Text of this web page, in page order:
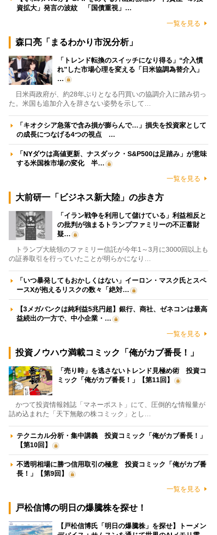
資拡大」発言の波紋 「国債重視」…
一覧を見る
森口亮「まるわかり市況分析」
「トレンド転換のスイッチになり得る」“介入慣
れ”した市場心理を変える「日米協調為替介入」
…
日米両政府が、約28年ぶりとなる円買いの協調介入に踏み切っ
た。米国も追加介入を辞さない姿勢を示して…
「キオクシア急落で含み損が膨らんで…」損失を投資家として
の成長につなげる4つの視点 …
「NYダウは高値更新、ナスダック・S&P500は足踏み」が意味
する米国株市場の変化 半…
一覧を見る
大前研一「ビジネス新大陸」の歩き方
「イラン戦争を利用して儲けている」利益相反と
の批判が強まるトランプファミリーの不正蓄財
疑…
トランプ大統領のファミリー信託が今年1～3月に3000回以上も
の証券取引を行っていたことが明らかになり…
「いつ暴発してもおかしくはない」イーロン・マスク氏とスペ
ースXが抱えるリスクの数々「絶対…
【3メガバンクは純利益5兆円超】銀行、商社、ゼネコンは最高
益続出の一方で、中小企業・…
一覧を見る
投資ノウハウ満載コミック「俺がカブ番長！」
「売り時」を逃さないトレンド見極め術 投資コ
ミック「俺がカブ番長！」【第11回】
かつて投資情報雑誌「マネーポスト」にて、圧倒的な情報量が
詰め込まれた「天下無敵の株コミック」とし…
テクニカル分析・集中講義 投資コミック「俺がカブ番長！」
【第10回】
不透明相場に勝つ信用取引の極意 投資コミック「俺がカブ番
長！」【第9回】
一覧を見る
戸松信博の明日の爆騰株を探せ！
【戸松信博氏「明日の爆騰株」を探せ】トーメン